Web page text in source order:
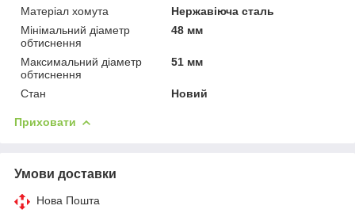
Матеріал хомута
Нержавіюча сталь
Мінімальний діаметр
обтиснення
48 мм
Максимальний діаметр
обтиснення
51 мм
Стан Новий
Приховати
Умови доставки
Нова Пошта